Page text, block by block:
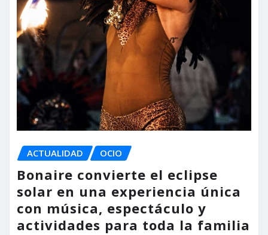
ACTUALIDAD OCIO
Bonaire convierte el eclipse
solar en una experiencia única
con música, espectáculo y
actividades para toda la familia